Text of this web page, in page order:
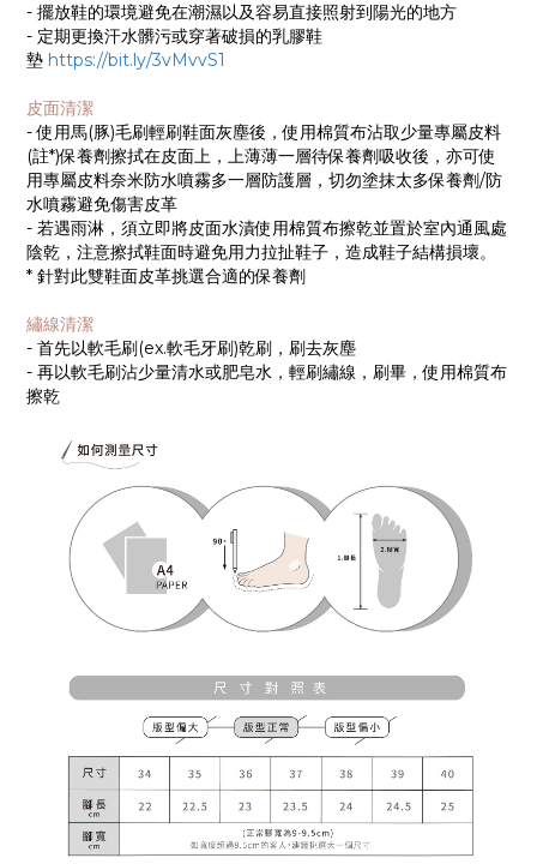
- 擺放鞋的環境避免在潮濕以及容易直接照射到陽光的地方
- 定期更換汗水髒污或穿著破損的乳膠鞋
墊 https://bit.ly/3vMvvS1
皮面清潔
- 使用馬(豚)毛刷輕刷鞋面灰塵後，使用棉質布沾取少量專屬皮料
(註*)保養劑擦拭在皮面上，上薄薄一層待保養劑吸收後，亦可使
用專屬皮料奈米防水噴霧多一層防護層，切勿塗抹太多保養劑/防
水噴霧避免傷害皮革
- 若遇雨淋，須立即將皮面水漬使用棉質布擦乾並置於室內通風處
陰乾，注意擦拭鞋面時避免用力拉扯鞋子，造成鞋子結構損壞。
* 針對此雙鞋面皮革挑選合適的保養劑
繡線清潔
- 首先以軟毛刷(ex.軟毛牙刷)乾刷，刷去灰塵
- 再以軟毛刷沾少量清水或肥皂水，輕刷繡線，刷畢，使用棉質布
擦乾